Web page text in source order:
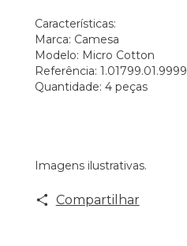
Características:
Marca: Camesa
Modelo: Micro Cotton
Referência: 1.01799.01.9999
Quantidade: 4 peças
Imagens ilustrativas.
Compartilhar